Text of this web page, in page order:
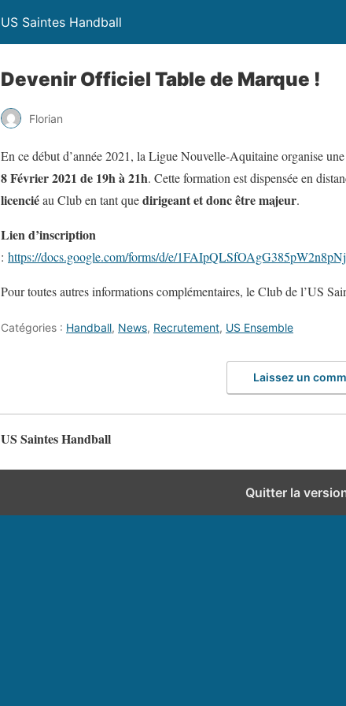
US Saintes Handball
Devenir Officiel Table de Marque !
Florian
En ce début d’année 2021, la Ligue Nouvelle-Aquitaine organise
8 Février 2021 de 19h à 21h. Cette formation est dispensée en
licenciéau Club en tant quedirigeant et donc être majeur.
Lien d’inscription
: https://docs.google.com/forms/d/e/
Pour toutes autres informations complémentaires, le Club de l’US
Catégories : Handball, News, Recrutement, US Ensemble
Laissez un
US Saintes Handball
Quitter la